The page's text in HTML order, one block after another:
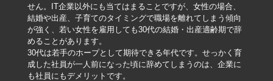
せん。IT企業以外にも当てはまることですが、女性の場合、
結婚や出産、子育てのタイミングで職場を離れてしまう傾向
が強く、若い女性を雇用しても30代の結婚・出産適齢期で辞
めることがあります。
30代は若手のホープとして期待できる年代です。せっかく育
成した社員が一人前になった頃に辞めてしまうのは、企業に
も社員にもデメリットです。